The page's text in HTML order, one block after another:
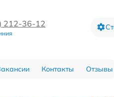
212-36-12
Контакты Отзывы